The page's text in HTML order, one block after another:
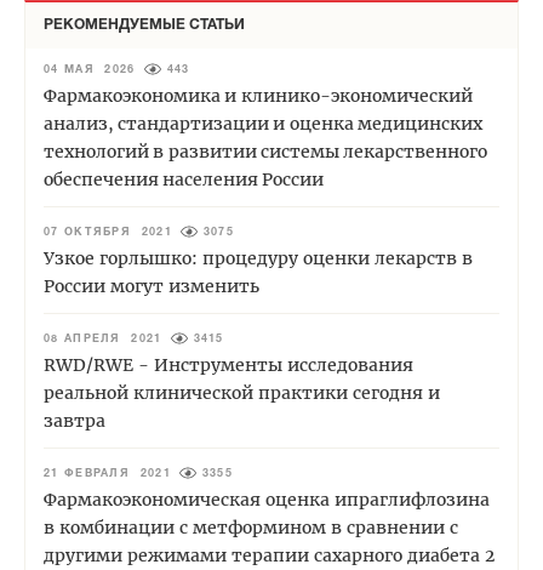
РЕКОМЕНДУЕМЫЕ СТАТЬИ
04 МАЯ 2026 443
Фармакоэкономика и клинико-экономический
анализ, стандартизации и оценка медицинских
технологий в развитии системы лекарственного
обеспечения населения России
07 ОКТЯБРЯ 2021 3075
Узкое горлышко: процедуру оценки лекарств в
России могут изменить
08 АПРЕЛЯ 2021 3415
RWD/RWE - Инструменты исследования
реальной клинической практики сегодня и
завтра
21 ФЕВРАЛЯ 2021 3355
Фармакоэкономическая оценка ипраглифлозина
в комбинации с метформином в сравнении с
другими режимами терапии сахарного диабета 2